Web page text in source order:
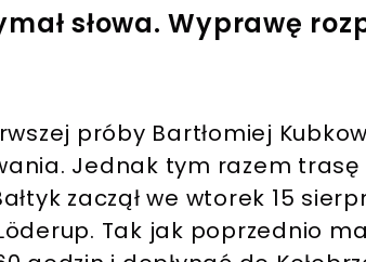
słowa. Wyprawę
próby Bartłomiej
Jednak tym razem trasę
zaczął we wtorek 15
Tak jak poprzednio